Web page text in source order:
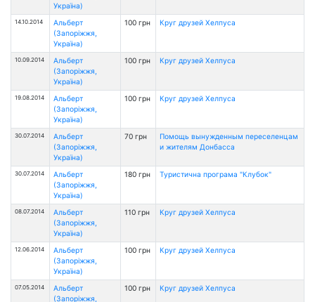
Україна)
14.10.2014
Альберт
(Запоріжжя,
Україна)
100 грн Круг друзей Хелпуса
10.09.2014
Альберт
(Запоріжжя,
Україна)
100 грн Круг друзей Хелпуса
19.08.2014
Альберт
(Запоріжжя,
Україна)
100 грн Круг друзей Хелпуса
30.07.2014
Альберт
(Запоріжжя,
Україна)
70 грн
Помощь вынужденным переселенцам
и жителям Донбасса
30.07.2014
Альберт
(Запоріжжя,
Україна)
180 грн Туристична програма "Клубок"
08.07.2014
Альберт
(Запоріжжя,
Україна)
110 грн Круг друзей Хелпуса
12.06.2014
Альберт
(Запоріжжя,
Україна)
100 грн Круг друзей Хелпуса
07.05.2014
Альберт
(Запоріжжя,
100 грн Круг друзей Хелпуса